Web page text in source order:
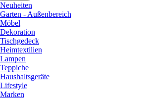
Neuheiten
Garten - Außenbereich
Möbel
Dekoration
Tischgedeck
Heimtextilien
Lampen
Teppiche
Haushaltsgeräte
Lifestyle
Marken